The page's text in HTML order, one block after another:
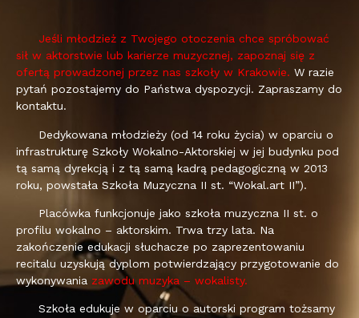
Jeśli młodzież z Twojego otoczenia chce spróbować
sił w aktorstwie lub karierze muzycznej, zapoznaj się z
ofertą prowadzonej przez nas szkoły w Krakowie. W razie
pytań pozostajemy do Państwa dyspozycji. Zapraszamy do
kontaktu.
Dedykowana młodzieży (od 14 roku życia) w oparciu o
infrastrukturę Szkoły Wokalno-Aktorskiej w jej budynku pod
tą samą dyrekcją i z tą samą kadrą pedagogiczną w 2013
roku, powstała Szkoła Muzyczna II st. “Wokal.art II”).
Placówka funkcjonuje jako szkoła muzyczna II st. o
profilu wokalno – aktorskim. Trwa trzy lata. Na
zakończenie edukacji słuchacze po zaprezentowaniu
recitalu uzyskują dyplom potwierdzający przygotowanie do
wykonywania zawodu muzyka – wokalisty.
Szkoła edukuje w oparciu o autorski program tożsamy